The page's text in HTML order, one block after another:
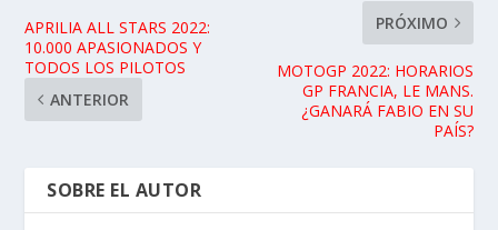
APRILIA ALL STARS 2022:
10.000 APASIONADOS Y
TODOS LOS PILOTOS
ANTERIOR
PRÓXIMO
MOTOGP 2022: HORARIOS
GP FRANCIA, LE MANS.
¿GANARÁ FABIO EN SU
PAÍS?
SOBRE EL AUTOR